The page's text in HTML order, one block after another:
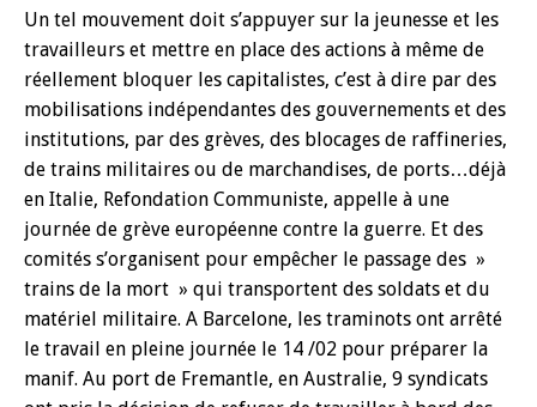
Un tel mouvement doit s’appuyer sur la jeunesse et les
travailleurs et mettre en place des actions à même de
réellement bloquer les capitalistes, c’est à dire par des
mobilisations indépendantes des gouvernements et des
institutions, par des grèves, des blocages de raffineries,
de trains militaires ou de marchandises, de ports…déjà
en Italie, Refondation Communiste, appelle à une
journée de grève européenne contre la guerre. Et des
comités s’organisent pour empêcher le passage des »
trains de la mort » qui transportent des soldats et du
matériel militaire. A Barcelone, les traminots ont arrêté
le travail en pleine journée le 14 /02 pour préparer la
manif. Au port de Fremantle, en Australie, 9 syndicats